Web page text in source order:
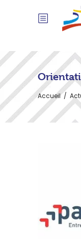
Accueil/